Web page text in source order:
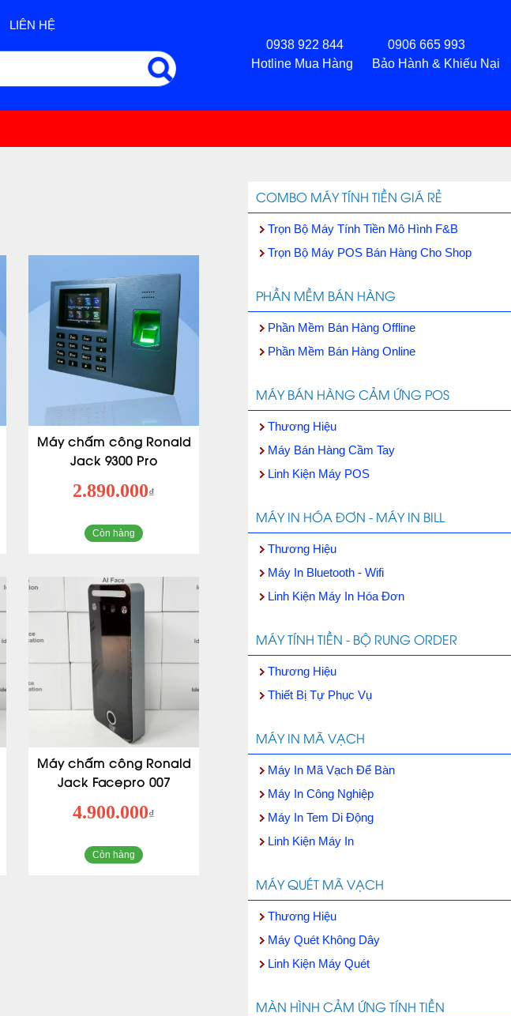
LIÊN HỆ
0938 922 844 0906 665 993
Hotline Mua Hàng Bảo Hành & Khiếu Nại
Máy chấm công Ronald
Jack 9300 Pro
2.890.000₫
Còn hàng
Máy chấm công Ronald
Jack Facepro 007
4.900.000₫
Còn hàng
COMBO MÁY TÍNH TIỀN GIÁ RẺ
Trọn Bộ Máy Tính Tiền Mô Hình F&B
Trọn Bộ Máy POS Bán Hàng Cho Shop
PHẦN MỀM BÁN HÀNG
Phần Mềm Bán Hàng Offline
Phần Mềm Bán Hàng Online
MÁY BÁN HÀNG CẢM ỨNG POS
Thương Hiệu
Máy Bán Hàng Cầm Tay
Linh Kiện Máy POS
MÁY IN HÓA ĐƠN - MÁY IN BILL
Thương Hiệu
Máy In Bluetooth - Wifi
Linh Kiện Máy In Hóa Đơn
MÁY TÍNH TIỀN - BỘ RUNG ORDER
Thương Hiệu
Thiết Bị Tự Phục Vụ
MÁY IN MÃ VẠCH
Máy In Mã Vạch Để Bàn
Máy In Công Nghiệp
Máy In Tem Di Động
Linh Kiện Máy In
MÁY QUÉT MÃ VẠCH
Thương Hiệu
Máy Quét Không Dây
Linh Kiện Máy Quét
MÀN HÌNH CẢM ỨNG TÍNH TIỀN